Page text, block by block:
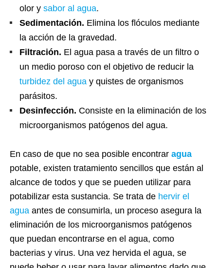
olor y sabor al agua.
Sedimentación. Elimina los flóculos mediante
la acción de la gravedad.
Filtración. El agua pasa a través de un filtro o
un medio poroso con el objetivo de reducir la
turbidez del agua y quistes de organismos
parásitos.
Desinfección. Consiste en la eliminación de los
microorganismos patógenos del agua.
En caso de que no sea posible encontrar agua
potable, existen tratamiento sencillos que están al
alcance de todos y que se pueden utilizar para
potabilizar esta sustancia. Se trata de hervir el
agua antes de consumirla, un proceso asegura la
eliminación de los microorganismos patógenos
que puedan encontrarse en el agua, como
bacterias y virus. Una vez hervida el agua, se